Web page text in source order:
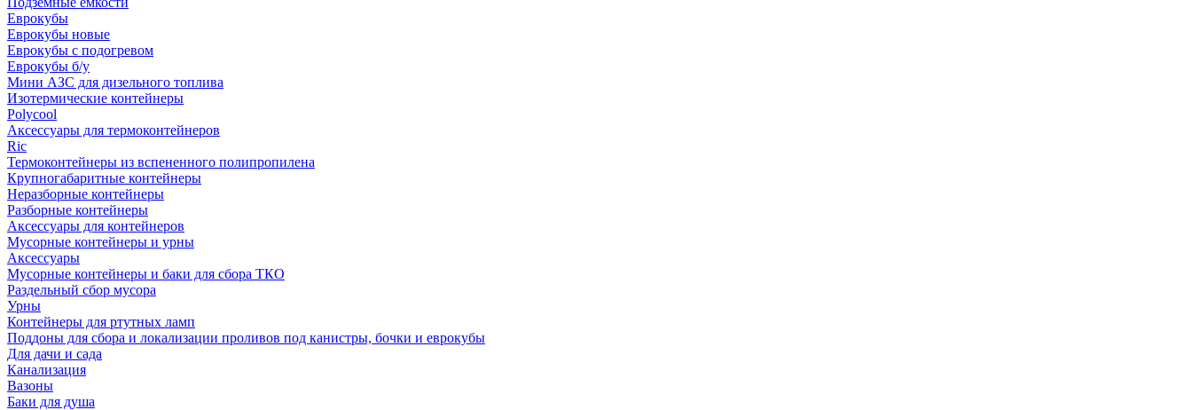
Еврокубы
Еврокубы новые
Еврокубы с подогревом
Еврокубы б/у
Мини АЗС для дизельного топлива
Изотермические контейнеры
Polycool
Аксессуары для термоконтейнеров
Ric
Термоконтейнеры из вспененного полипропилена
Крупногабаритные контейнеры
Неразборные контейнеры
Разборные контейнеры
Аксессуары для контейнеров
Мусорные контейнеры и урны
Аксессуары
Мусорные контейнеры и баки для сбора ТКО
Раздельный сбор мусора
Урны
Контейнеры для ртутных ламп
Поддоны для сбора и локализации проливов под канистры, бочки и еврокубы
Для дачи и сада
Канализация
Вазоны
Баки для душа